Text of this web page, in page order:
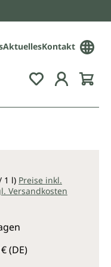
AktuellesKontakt
Du hast 0
1 l) Preise inkl.
Versandkosten
(DE)